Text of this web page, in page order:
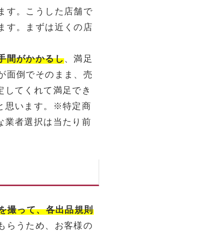
す。こうした店舗で
す。まずは近くの店
間がかかるし、満足
面倒でそのまま、売
てくれて満足でき
思います。※特定商
業者選択は当たり前
撮って、各出品規則
らうため、お客様の